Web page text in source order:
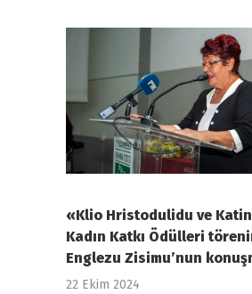
«Klio Hristodulidu ve
Kadın Katkı Ödülleri
Englezu Zisimu’nun
22 Ekim 2024